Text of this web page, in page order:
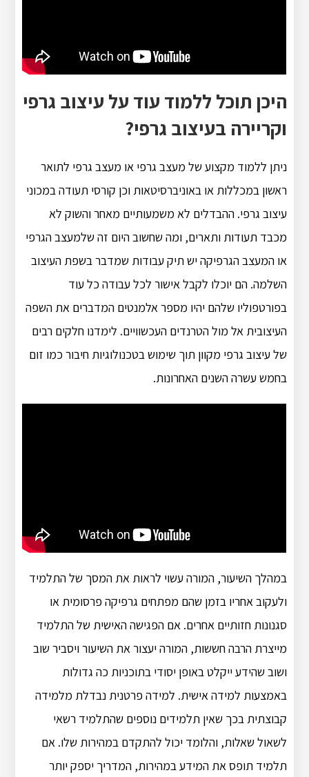
היכן תוכל ללמוד עוד על עיצוב גרפי
וקריירה בעיצוב גרפי?
ניתן ללמוד מקצוע של מעצב גרפי או מעצב גרפי לתואר
ראשון במכללות או באוניברסיטאות וכן קורסי תעודה במכוני
עיצוב גרפי. ההבדלים לא משמעותיים מאחר והשוק לא
מכבד תעודות ותארים, ומה שחשוב היום זה שלמעצב הגרפי
או המעצב הגרפיקה יש תיק עבודות שמדבר בשפת העיצוב
השלמה. הם יוכלו לקבל אישור לכל עבודה כל עוד
בפורטפוליו שלהם יהיו מספר אלמנטים המדברים את השפה
העיצובית אל מול הטרנדים העכשוויים. לימדנו חלקים רבים
של עיצוב גרפי מקוון תוך שימוש בטכנולוגיות חיבור כמו זום
בחמש עשרה השנים האחרונות.
במהלך השיעור, המורה עשוי לראות את המסך של התלמיד
ולעקוב אחריו בזמן שהם מפתחים גרפיקה פרסומית או
סגנונות חזותיים אחרים. אם הפגישה האישית של התלמיד
מייצרת הרבה חששות, המורה יעצור את השיעור ויסביר שוב
ושוב שהידע ייקלט באופן יסודי בתוכניות כה גדולות
באמצעות למידה אישית. למידה פרטנית נבדלת מלמידה
קבוצתית בכך שאין תלמידים נוספים שהתלמיד רשאי
לשאול שאלות, והלומד יכול להתקדם במהירות שלו. אם
תלמיד תופס את המידע במהירות, המדריך יספק יותר